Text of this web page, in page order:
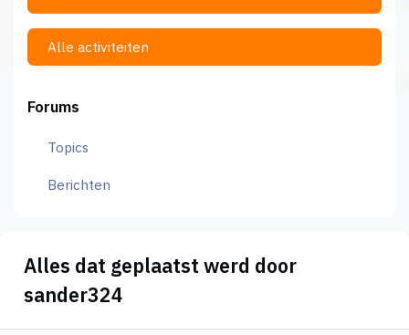
Alle activiteiten
Forums
Topics
Berichten
Alles dat geplaatst werd door
sander324